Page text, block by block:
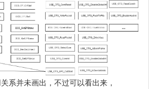
系并未画出，不过可以看出来，